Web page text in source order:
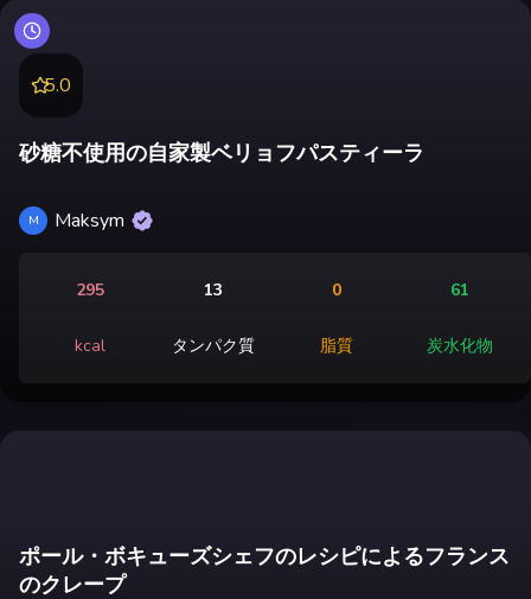
5.0
砂糖不使用の自家製ベリョフパスティーラ
M Maksym
295
kcal
13
タンパク質
0
脂質
61
炭水化物
ポール・ボキューズシェフのレシピによるフランス
のクレープ